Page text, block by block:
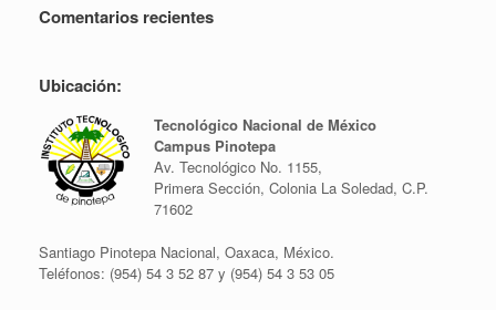
Comentarios recientes
Ubicación:
Tecnológico Nacional de México
Campus Pinotepa
Av. Tecnológico No. 1155,
Primera Sección, Colonia La Soledad, C.P.
71602
Santiago Pinotepa Nacional, Oaxaca, México.
Teléfonos: (954) 54 3 52 87 y (954) 54 3 53 05